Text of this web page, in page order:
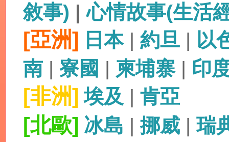
敘事) |心情故事(生活
[亞洲] 日本| 約旦 | 以
南 | 寮國 | 柬埔寨| 印
[非洲] 埃及 | 肯亞
[北歐] 冰島 |挪威 |瑞